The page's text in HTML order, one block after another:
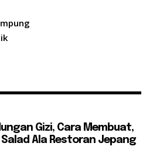
Gizi, Cara Membuat,
Ala Restoran Jepang